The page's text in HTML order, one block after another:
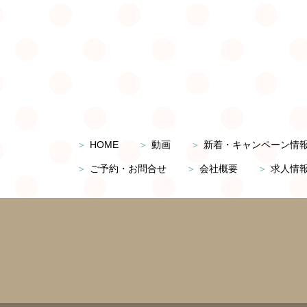
HOME 動画 新着・キャンペーン情
ご予約・お問合せ 会社概要 求人情